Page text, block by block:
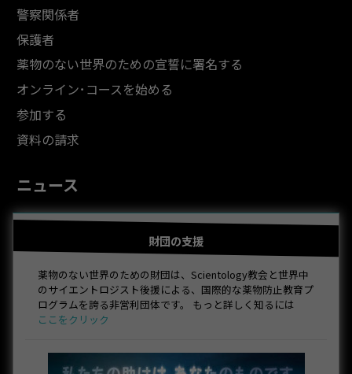
警察関係者
保護者
薬物のない世界のための宣誓に署名する
オンライン･コースを始める
参加する
資料の請求
ニュース
財団の支援
薬物のない世界のための財団は、Scientology教会と世界中
のサイエントロジスト後援による、国際的な薬物防止教育プ
ログラムを誇る非営利団体です。 もっと詳しく知るには
ここをクリック